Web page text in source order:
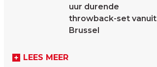
uur durende
throwback-set vanuit
Brussel
LEES MEER